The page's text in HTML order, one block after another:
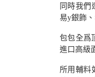
同時我們
易y銀飾
包包全爲
進口高級
所用輔料